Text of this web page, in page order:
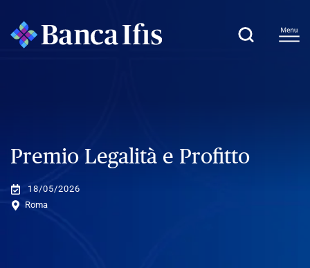
Premio Legalità e Profitto
18/05/2026
Roma